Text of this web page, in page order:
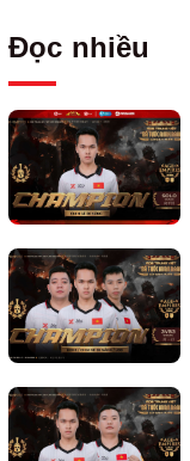
Đọc nhiều